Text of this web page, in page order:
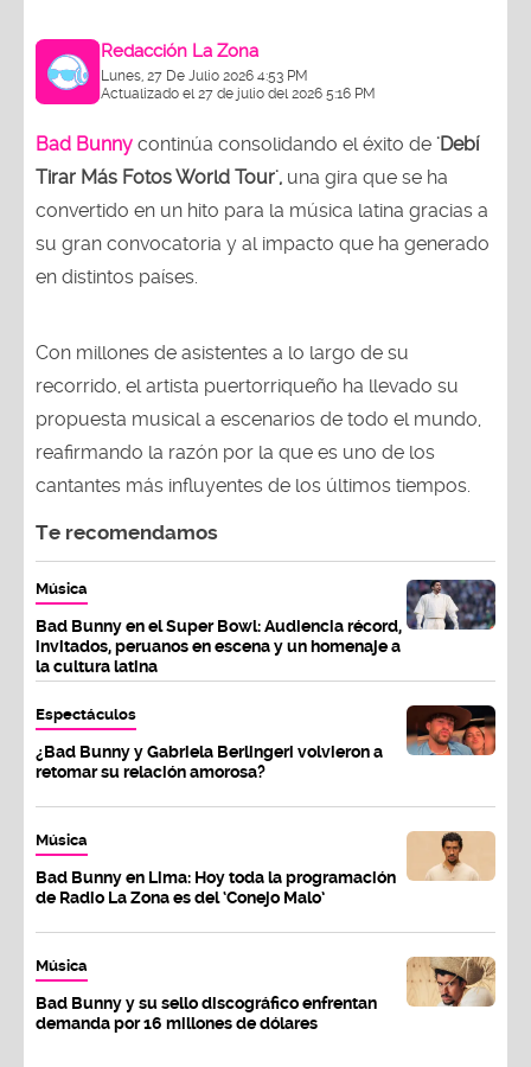
Redacción La Zona
Lunes, 27 De Julio 2026 4:53 PM
Actualizado el 27 de julio del 2026 5:16 PM
Bad Bunny continúa consolidando el éxito de 'Debí
Tirar Más Fotos World Tour', una gira que se ha
convertido en un hito para la música latina gracias a
su gran convocatoria y al impacto que ha generado
en distintos países.
Con millones de asistentes a lo largo de su
recorrido, el artista puertorriqueño ha llevado su
propuesta musical a escenarios de todo el mundo,
reafirmando la razón por la que es uno de los
cantantes más influyentes de los últimos tiempos.
Te recomendamos
Música
Bad Bunny en el Super Bowl: Audiencia récord,
invitados, peruanos en escena y un homenaje a
la cultura latina
Espectáculos
¿Bad Bunny y Gabriela Berlingeri volvieron a
retomar su relación amorosa?
Música
Bad Bunny en Lima: Hoy toda la programación
de Radio La Zona es del ‘Conejo Malo’
Música
Bad Bunny y su sello discográfico enfrentan
demanda por 16 millones de dólares